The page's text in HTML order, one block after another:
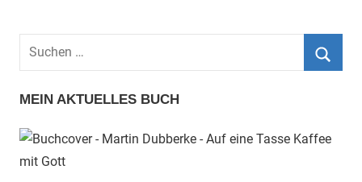
Suchen
nach:
MEIN AKTUELLES BUCH